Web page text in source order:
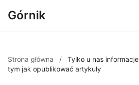
Górnik
Strona główna /
Tylko u nas
tym jak opublikować artykuły